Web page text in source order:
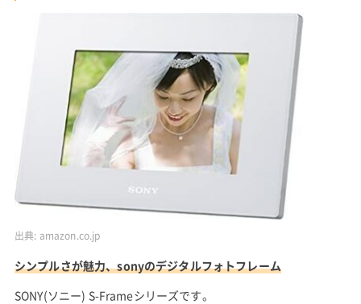
出典: amazon.co.jp
シンプルさが魅力、sonyのデジタルフォトフレーム
SONY(ソニー) S-Frameシリーズです。